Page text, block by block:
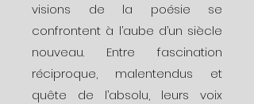
visions de la poésie se
confrontent à l’aube d’un siècle
nouveau. Entre fascination
réciproque, malentendus et
quête de l’absolu, leurs voix